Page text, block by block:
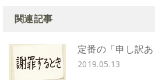
関連記事
定番の「申し訳
2019.05.13